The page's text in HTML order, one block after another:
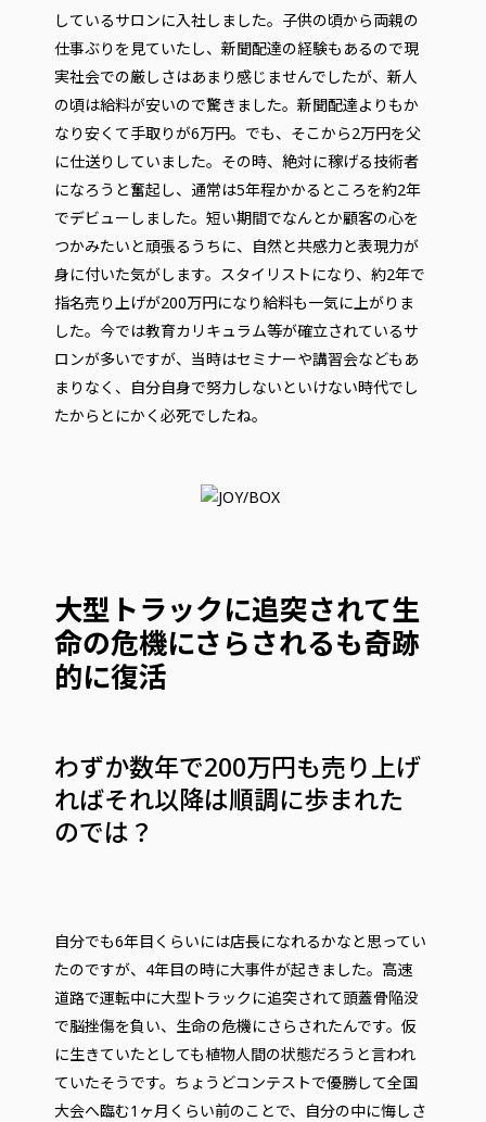
しているサロンに入社しました。子供の頃から両親の
仕事ぶりを見ていたし、新聞配達の経験もあるので現
実社会での厳しさはあまり感じませんでしたが、新人
の頃は給料が安いので驚きました。新聞配達よりもか
なり安くて手取りが6万円。でも、そこから2万円を父
に仕送りしていました。その時、絶対に稼げる技術者
になろうと奮起し、通常は5年程かかるところを約2年
でデビューしました。短い期間でなんとか顧客の心を
つかみたいと頑張るうちに、自然と共感力と表現力が
身に付いた気がします。スタイリストになり、約2年で
指名売り上げが200万円になり給料も一気に上がりま
した。今では教育カリキュラム等が確立されているサ
ロンが多いですが、当時はセミナーや講習会などもあ
まりなく、自分自身で努力しないといけない時代でし
たからとにかく必死でしたね。
大型トラックに追突されて生
命の危機にさらされるも奇跡
的に復活
わずか数年で200万円も売り上げ
ればそれ以降は順調に歩まれた
のでは？
自分でも6年目くらいには店長になれるかなと思ってい
たのですが、4年目の時に大事件が起きました。高速
道路で運転中に大型トラックに追突されて頭蓋骨陥没
で脳挫傷を負い、生命の危機にさらされたんです。仮
に生きていたとしても植物人間の状態だろうと言われ
ていたそうです。ちょうどコンテストで優勝して全国
大会へ臨む1ヶ月くらい前のことで、自分の中に悔しさ